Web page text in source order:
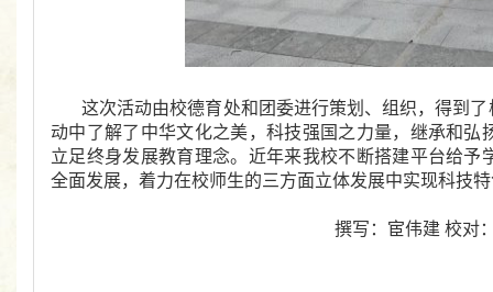
这次活动由校德育处和团委进行策划、组织，得到
动中了解了中华文化之美，科技强国之力量，继承和
立足终身发展教育理念。近年来我校不断搭建平台给
全面发展，着力在校师生的三方面立体发展中实现科技
撰写：宦伟建 校对